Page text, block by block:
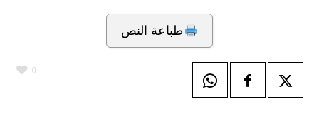
طباعة النص
0